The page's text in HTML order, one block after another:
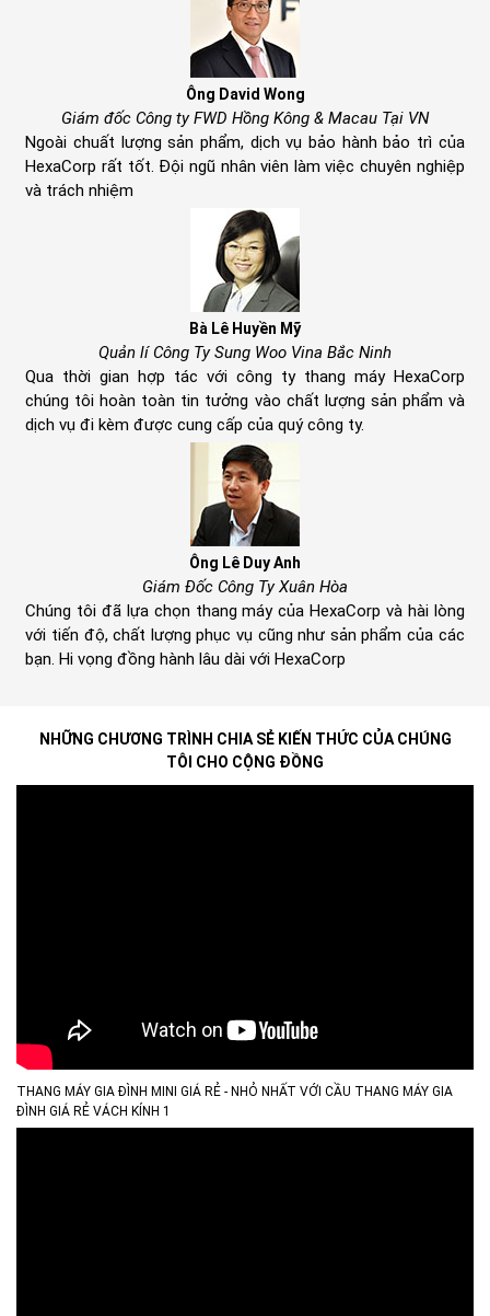
Ông David Wong
Giám đốc Công ty FWD Hồng Kông & Macau Tại VN
Ngoài chuất lượng sản phẩm, dịch vụ bảo hành bảo trì của
HexaCorp rất tốt. Đội ngũ nhân viên làm việc chuyên nghiệp
và trách nhiệm
Bà Lê Huyền Mỹ
Quản lí Công Ty Sung Woo Vina Bắc Ninh
Qua thời gian hợp tác với công ty thang máy HexaCorp
chúng tôi hoàn toàn tin tưởng vào chất lượng sản phẩm và
dịch vụ đi kèm được cung cấp của quý công ty.
Ông Lê Duy Anh
Giám Đốc Công Ty Xuân Hòa
Chúng tôi đã lựa chọn thang máy của HexaCorp và hài lòng
với tiến độ, chất lượng phục vụ cũng như sản phẩm của các
bạn. Hi vọng đồng hành lâu dài với HexaCorp
NHỮNG CHƯƠNG TRÌNH CHIA SẺ KIẾN THỨC CỦA CHÚNG
TÔI CHO CỘNG ĐỒNG
THANG MÁY GIA ĐÌNH MINI GIÁ RẺ - NHỎ NHẤT VỚI CẦU THANG MÁY GIA
ĐÌNH GIÁ RẺ VÁCH KÍNH 1